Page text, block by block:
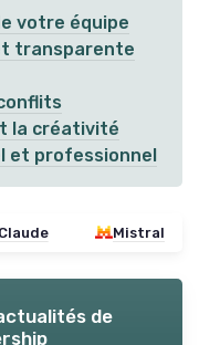
votre équipe
transparente
la créativité
et professionnel
Mistral
de